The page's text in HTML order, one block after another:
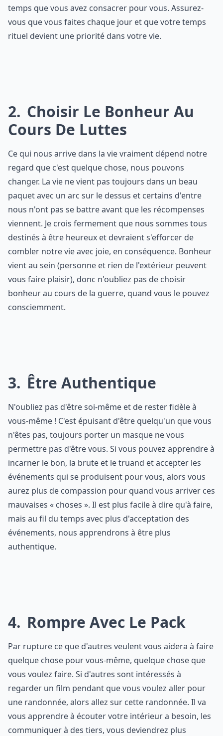
temps que vous avez consacrer pour vous. Assurez-
vous que vous faites chaque jour et que votre temps
rituel devient une priorité dans votre vie.
2 Choisir Le Bonheur Au
Cours De Luttes
Ce qui nous arrive dans la vie vraiment dépend notre
regard que c'est quelque chose, nous pouvons
changer. La vie ne vient pas toujours dans un beau
paquet avec un arc sur le dessus et certains d'entre
nous n'ont pas se battre avant que les récompenses
viennent. Je crois fermement que nous sommes tous
destinés à être heureux et devraient s'efforcer de
combler notre vie avec joie, en conséquence. Bonheur
vient au sein (personne et rien de l'extérieur peuvent
vous faire plaisir), donc n'oubliez pas de choisir
bonheur au cours de la guerre, quand vous le pouvez
consciemment.
3 Être Authentique
N'oubliez pas d'être soi-même et de rester fidèle à
vous-même ! C'est épuisant d'être quelqu'un que vous
n'êtes pas, toujours porter un masque ne vous
permettre pas d'être vous. Si vous pouvez apprendre à
incarner le bon, la brute et le truand et accepter les
événements qui se produisent pour vous, alors vous
aurez plus de compassion pour quand vous arriver ces
mauvaises « choses ». Il est plus facile à dire qu'à faire,
mais au fil du temps avec plus d'acceptation des
événements, nous apprendrons à être plus
authentique.
4 Rompre Avec Le Pack
Par rupture ce que d'autres veulent vous aidera à faire
quelque chose pour vous-même, quelque chose que
vous voulez faire. Si d'autres sont intéressés à
regarder un film pendant que vous voulez aller pour
une randonnée, alors allez sur cette randonnée. Il va
vous apprendre à écouter votre intérieur a besoin, les
communiquer à des tiers, vous deviendrez plus